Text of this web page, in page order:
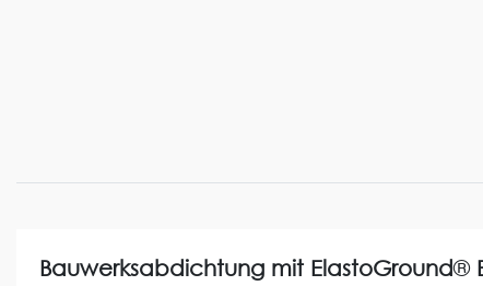
Bauwerksabdichtung mit ElastoGround®